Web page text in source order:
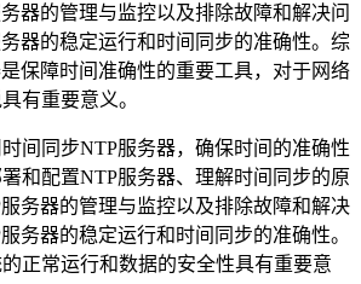
器的管理与监控以及排除故障和解决问
器的稳定运行和时间同步的准确性。综
是保障时间准确性的重要工具，对于网络
有重要意义。
同步NTP服务器，确保时间的准确性
和配置NTP服务器、理解时间同步的原
务器的管理与监控以及排除故障和解决
务器的稳定运行和时间同步的准确性。
正常运行和数据的安全性具有重要意